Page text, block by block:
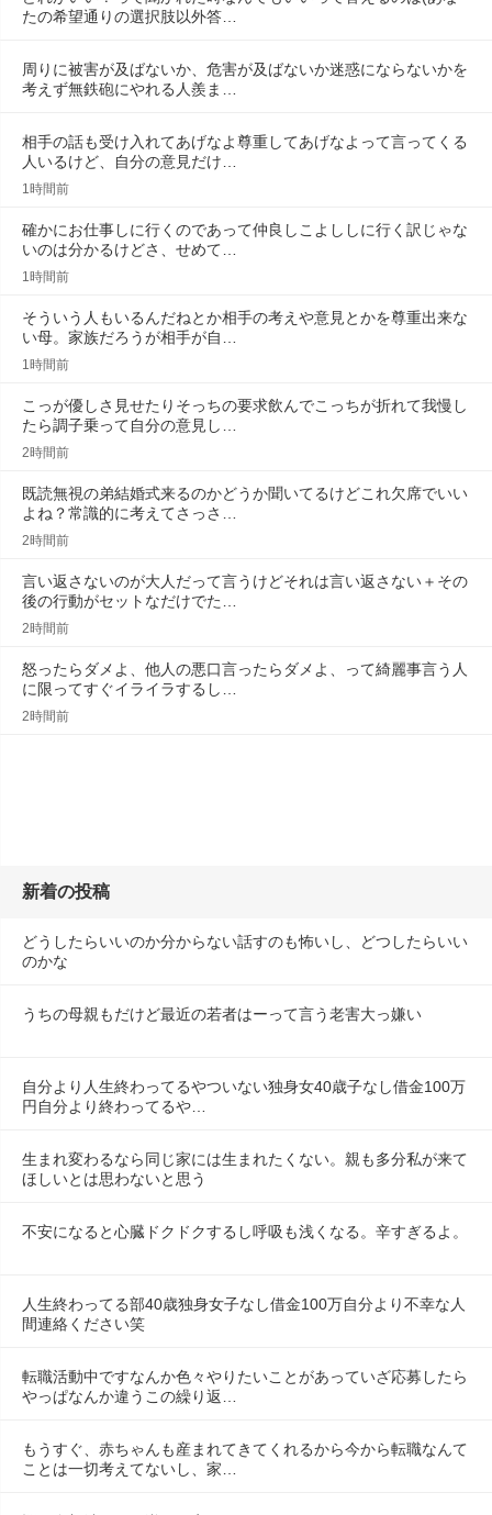
たの希望通りの選択肢以外答…
周りに被害が及ばないか、危害が及ばないか迷惑にならないかを
考えず無鉄砲にやれる人羨ま…
相手の話も受け入れてあげなよ尊重してあげなよって言ってくる
人いるけど、自分の意見だけ…
1時間前
確かにお仕事しに行くのであって仲良しこよししに行く訳じゃな
いのは分かるけどさ、せめて…
1時間前
そういう人もいるんだねとか相手の考えや意見とかを尊重出来な
い母。家族だろうが相手が自…
1時間前
こっが優しさ見せたりそっちの要求飲んでこっちが折れて我慢し
たら調子乗って自分の意見し…
2時間前
既読無視の弟結婚式来るのかどうか聞いてるけどこれ欠席でいい
よね？常識的に考えてさっさ…
2時間前
言い返さないのが大人だって言うけどそれは言い返さない＋その
後の行動がセットなだけでた…
2時間前
怒ったらダメよ、他人の悪口言ったらダメよ、って綺麗事言う人
に限ってすぐイライラするし…
2時間前
新着の投稿
どうしたらいいのか分からない話すのも怖いし、どつしたらいい
のかな
うちの母親もだけど最近の若者はーって言う老害大っ嫌い
自分より人生終わってるやついない独身女40歳子なし借金100万
円自分より終わってるや…
生まれ変わるなら同じ家には生まれたくない。親も多分私が来て
ほしいとは思わないと思う
不安になると心臓ドクドクするし呼吸も浅くなる。辛すぎるよ。
人生終わってる部40歳独身女子なし借金100万自分より不幸な人
間連絡ください笑
転職活動中ですなんか色々やりたいことがあっていざ応募したら
やっぱなんか違うこの繰り返…
もうすぐ、赤ちゃんも産まれてきてくれるから今から転職なんて
ことは一切考えてないし、家…